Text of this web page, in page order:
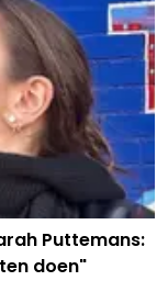
Puttemans:
doen"